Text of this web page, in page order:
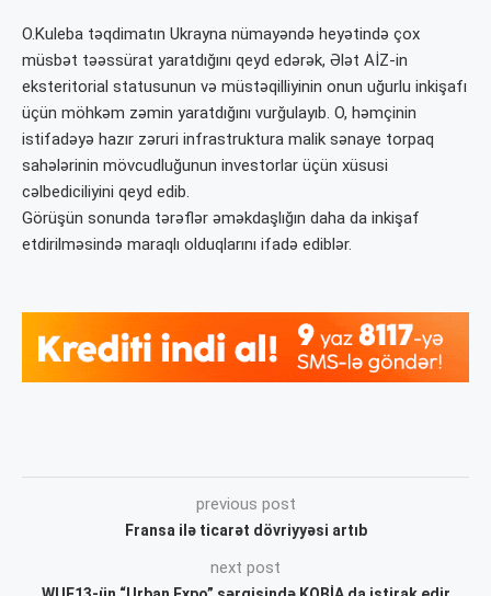
O.Kuleba təqdimatın Ukrayna nümayəndə heyətində çox
müsbət təəssürat yaratdığını qeyd edərək, Ələt AİZ-in
eksteritorial statusunun və müstəqilliyinin onun uğurlu inkişafı
üçün möhkəm zəmin yaratdığını vurğulayıb. O, həmçinin
istifadəyə hazır zəruri infrastruktura malik sənaye torpaq
sahələrinin mövcudluğunun investorlar üçün xüsusi
cəlbediciliyini qeyd edib.
Görüşün sonunda tərəflər əməkdaşlığın daha da inkişaf
etdirilməsində maraqlı olduqlarını ifadə ediblər.
previous post
Fransa ilə ticarət dövriyyəsi artıb
next post